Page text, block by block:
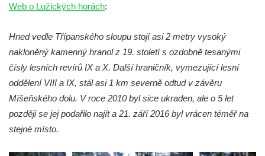
Socha Lišky v ZOO Hluboká
Socha Kudlanka v ZOO Hluboká
Socha Vlčice s mládětem v ZOO Hluboká
Socha Rys číhající na srnu v ZOO Hluboká
Socha Orlice v ZOO Hluboká
Socha Želva v ZOO Hluboká
Web o Lužických horách:
Hned vedle Třípanského sloupu stojí asi 2 metry vysoký
nakloněný kamenný hranol z 19. století s ozdobně tesanými
čísly lesních revírů IX a X. Další hraničník, vymezující lesní
oddělení VIII a IX, stál asi 1 km severně odtud v závěru
Míšeňského dolu. V roce 2010 byl sice ukraden, ale o 5 let
později se jej podařilo najít a 21. září 2016 byl vrácen téměř na
stejné místo.